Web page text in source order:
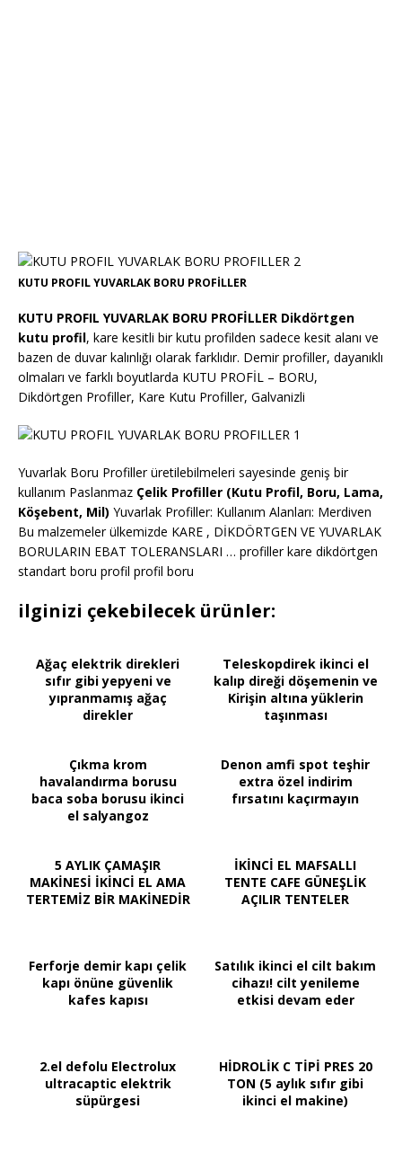
KUTU PROFIL YUVARLAK BORU PROFİLLER
KUTU PROFIL YUVARLAK BORU PROFİLLER Dikdörtgen
kutu profil, kare kesitli bir kutu profilden sadece kesit alanı ve
bazen de duvar kalınlığı olarak farklıdır. Demir profiller, dayanıklı
olmaları ve farklı boyutlarda KUTU PROFİL – BORU,
Dikdörtgen Profiller, Kare Kutu Profiller, Galvanizli
Yuvarlak Boru Profiller üretilebilmeleri sayesinde geniş bir
kullanım Paslanmaz Çelik Profiller (Kutu Profil, Boru, Lama,
Köşebent, Mil) Yuvarlak Profiller: Kullanım Alanları: Merdiven
Bu malzemeler ülkemizde KARE , DİKDÖRTGEN VE YUVARLAK
BORULARIN EBAT TOLERANSLARI … profiller kare dikdörtgen
standart boru profil profil boru
ilginizi çekebilecek ürünler:
Ağaç elektrik direkleri
sıfır gibi yepyeni ve
yıpranmamış ağaç
direkler
Teleskopdirek ikinci el
kalıp direği döşemenin ve
Kirişin altına yüklerin
taşınması
Çıkma krom
havalandırma borusu
baca soba borusu ikinci
el salyangoz
Denon amfi spot teşhir
extra özel indirim
fırsatını kaçırmayın
5 AYLIK ÇAMAŞIR
MAKİNESİ İKİNCİ EL AMA
TERTEMİZ BİR MAKİNEDİR
İKİNCİ EL MAFSALLI
TENTE CAFE GÜNEŞLİK
AÇILIR TENTELER
Ferforje demir kapı çelik
kapı önüne güvenlik
kafes kapısı
Satılık ikinci el cilt bakım
cihazı! cilt yenileme
etkisi devam eder
2.el defolu Electrolux
ultracaptic elektrik
süpürgesi
HİDROLİK C TİPİ PRES 20
TON (5 aylık sıfır gibi
ikinci el makine)